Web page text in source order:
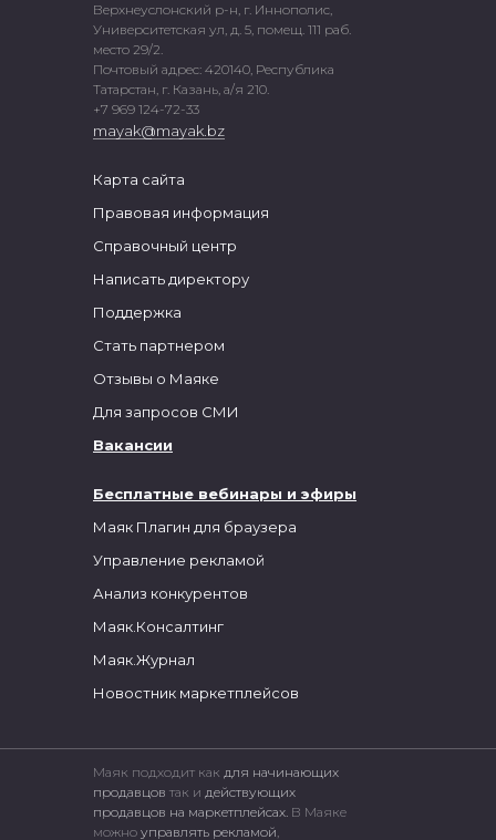
Верхнеуслонский р-н, г. Иннополис,
Университетская ул, д. 5, помещ. 111 раб.
место 29/2.
Почтовый адрес: 420140, Республика
Татарстан, г. Казань, а/я 210.
+7 969 124-72-33
mayak@mayak.bz
Бесплатные вебинары и эфиры
Маяк Плагин для браузера
Управление рекламой
Анализ конкурентов
Маяк.Консалтинг
Маяк.Журнал
Новостник маркетплейсов
Карта сайта
Правовая информация
Справочный центр
Написать директору
Поддержка
Стать партнером
Отзывы о Маяке
Для запросов СМИ
Вакансии
Маяк подходит как для начинающих
продавцов так и действующих
продавцов на маркетплейсах. В Маяке
можно управлять рекламой,